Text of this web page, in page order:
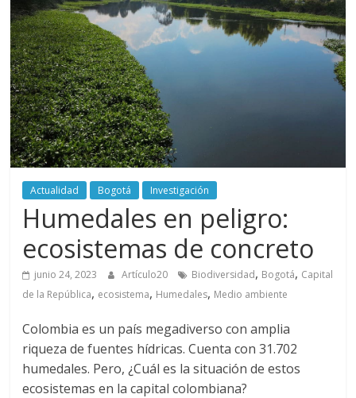
periodismo
digital
del
Politécnico
Grancolombiano
Actualidad Bogotá Investigación
Humedales en peligro:
ecosistemas de concreto
junio 24, 2023 Artículo20 Biodiversidad, Bogotá, Capital
de la República, ecosistema, Humedales, Medio ambiente
Colombia es un país megadiverso con amplia
riqueza de fuentes hídricas. Cuenta con 31.702
humedales. Pero, ¿Cuál es la situación de estos
ecosistemas en la capital colombiana?